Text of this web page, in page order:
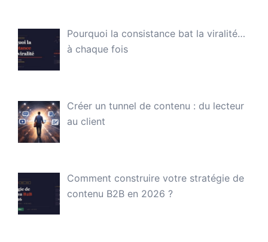
Pourquoi la consistance bat la viralité…
à chaque fois
Créer un tunnel de contenu : du lecteur
au client
Comment construire votre stratégie de
contenu B2B en 2026 ?